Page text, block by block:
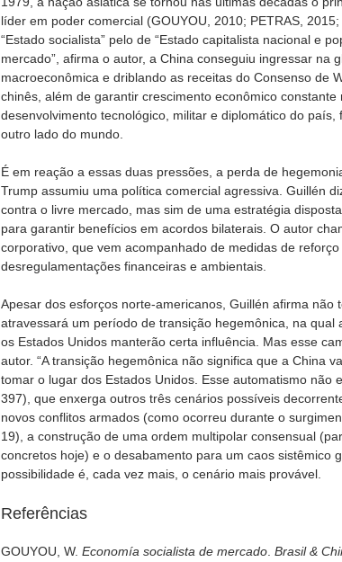
líder em poder comercial (GOUYOU, 2010; PETRAS,
“Estado socialista” pelo de “Estado capitalista nacional e
mercado”, afirma o autor, a China conseguiu ingressar na
macroeconômica e driblando as receitas do Consenso de
chinês, além de garantir crescimento econômico
desenvolvimento tecnológico, militar e diplomático do
outro lado do mundo.
É em reação a essas duas pressões, a perda de
Trump assumiu uma política comercial agressiva. Guillén
contra o livre mercado, mas sim de uma estratégia
para garantir benefícios em acordos bilaterais. O autor
corporativo, que vem acompanhado de medidas de
desregulamentações financeiras e ambientais.
Apesar dos esforços norte-americanos, Guillén afirma não
atravessará um período de transição hegemônica, na qual
os Estados Unidos manterão certa influência. Mas esse
autor. “A transição hegemônica não significa que a China
tomar o lugar dos Estados Unidos. Esse automatismo não
397), que enxerga outros três cenários possíveis
novos conflitos armados (como ocorreu durante o
19), a construção de uma ordem multipolar consensual
concretos hoje) e o desabamento para um caos sistêmico
possibilidade é, cada vez mais, o cenário mais provável.
Referências
GOUYOU, W. Economía socialista de mercado Brasil &